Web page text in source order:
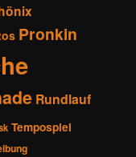
Pronkin
Rundlauf
Tempospiel